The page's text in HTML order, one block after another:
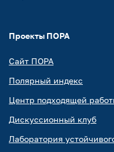
Проекты ПОРА
Сайт ПОРА
Полярный индекс
Центр подходящей
Дискуссионный клуб
Лаборатория